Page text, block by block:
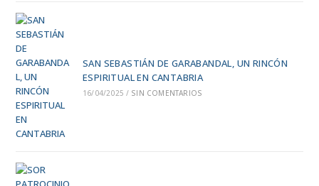
SAN SEBASTIÁN DE GARABANDAL, UN RINCÓN
ESPIRITUAL EN CANTABRIA
16/04/2025 / SIN COMENTARIOS